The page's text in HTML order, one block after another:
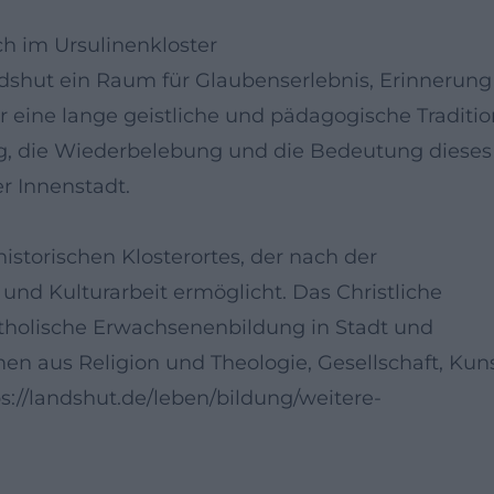
im Ursulinenkloster
ein Raum für Glaubenserlebnis, Erinnerung
lange geistliche und pädagogische
die Wiederbelebung und die Bedeutung dieses
Innenstadt.
Klosterortes, der nach der
Kulturarbeit ermöglicht. Das Christliche
Erwachsenenbildung in Stadt und
aus Religion und Theologie, Gesellschaft,
landshut.de/leben/bildung/weitere-